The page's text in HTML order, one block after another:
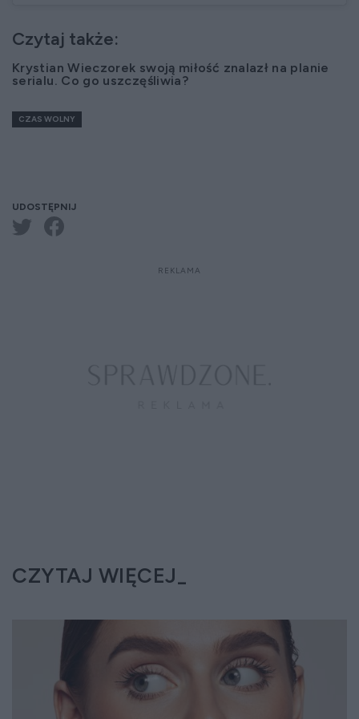
Czytaj także:
Krystian Wieczorek swoją miłość znalazł na planie
serialu. Co go uszczęśliwia?
CZAS WOLNY
UDOSTĘPNIJ
CZYTAJ WIĘCEJ